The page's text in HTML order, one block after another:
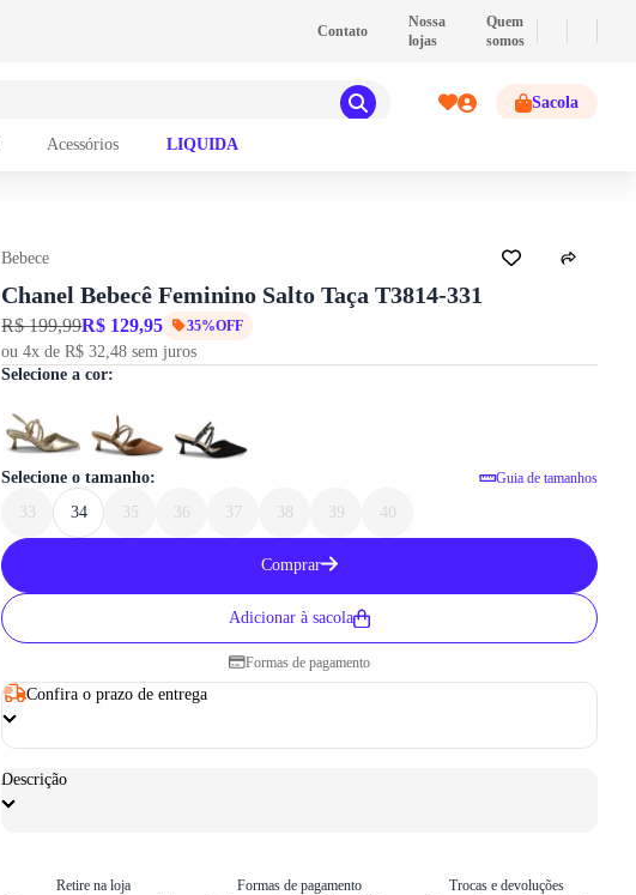
PIX - Pague com PIX e ganhe 2% de
Contato
Nossa
lojas
Quem
somos
Sacola
Acessórios LIQUIDA
Bebece
Chanel Bebecê Feminino Salto Taça T3814-331
R$ 199,99R$ 129,95 35%OFF
ou 4x de R$ 32,48 sem juros
Selecione o tamanho: Guia de tamanhos
GUIA DE TAMANHOS
Chanel Bebecê Feminino Salto Taça
Como medir seu pé
Centralize o seu pé em uma
2 Faça um risco a partir do seu
3 Repita o risco na frente do dedão
33 34 35 36 37 38 39 40
Selecione a cor:
Comprar
Adicionar à sacola
Formas de pagamento
Confira o prazo de entrega
Descrição
Retire na loja
Formas de pagamento
Trocas e devoluções